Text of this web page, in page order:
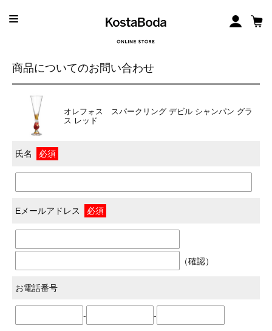
商品についてのお問い合わせ
オレフォス スパークリング デビル シャンパン グラ
ス レッド
氏名 必須
Eメールアドレス 必須
（確認）
お電話番号
- -